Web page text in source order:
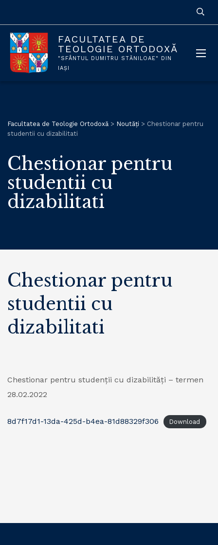
FACULTATEA DE
TEOLOGIE ORTODOXĂ
"SFÂNTUL DUMITRU STĂNILOAE" DIN
IAȘI
Facultatea de Teologie Ortodoxă > Noutăți > Chestionar pentru
studentii cu dizabilitati
Chestionar pentru
studentii cu
dizabilitati
Chestionar pentru
studentii cu
dizabilitati
Chestionar pentru studenții cu dizabilități – termen
28.02.2022
8d7f17d1-13da-425d-b4ea-81d88329f306 Download